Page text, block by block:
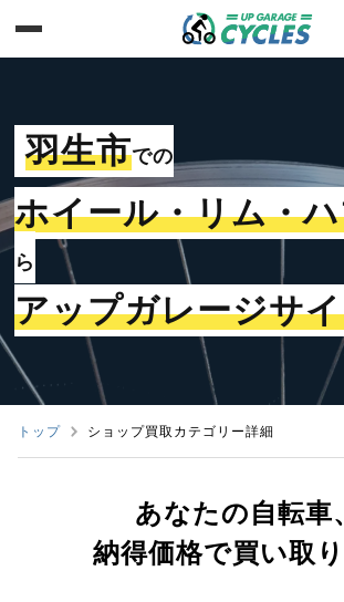
羽生市での
ホイール・リム・
ら
アップガレージサ
トップ ショップ買取カテゴリー詳細
あなたの自転車
納得価格で買い取